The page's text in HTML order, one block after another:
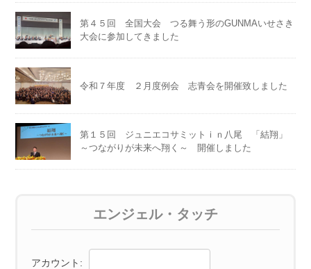
第４５回 全国大会 つる舞う形のGUNMAいせさき
大会に参加してきました
令和７年度 ２月度例会 志青会を開催致しました
第１５回 ジュニエコサミットｉｎ八尾 「結翔」
～つながりが未来へ翔く～ 開催しました
エンジェル・タッチ
アカウント: